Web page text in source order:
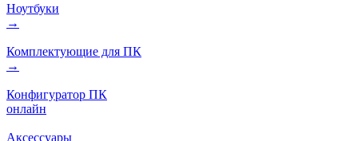
Ноутбуки
→
Комплектующие для ПК
→
Конфигуратор ПК
онлайн
Аксессуары